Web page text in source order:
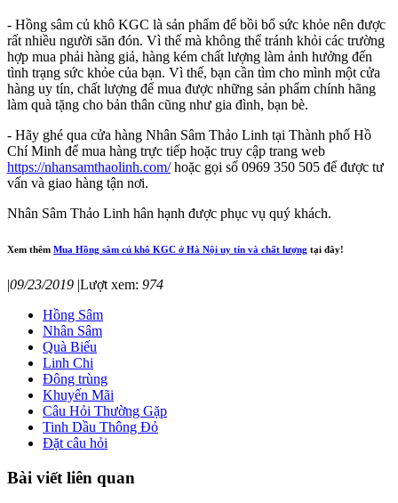
- Hồng sâm củ khô KGC là sản phẩm để bồi bổ sức khỏe nên được
rất nhiều người săn đón. Vì thế mà không thể tránh khỏi các trường
hợp mua phải hàng giả, hàng kém chất lượng làm ảnh hưởng đến
tình trạng sức khỏe của bạn. Vì thế, bạn cần tìm cho mình một cửa
hàng uy tín, chất lượng để mua được những sản phẩm chính hãng
làm quà tặng cho bản thân cũng như gia đình, bạn bè.
- Hãy ghé qua cửa hàng Nhân Sâm Thảo Linh tại Thành phố Hồ
Chí Minh để mua hàng trực tiếp hoặc truy cập trang web
https://nhansamthaolinh.com/hoặc gọi số 0969 350 505 để được tư
vấn và giao hàng tận nơi.
Nhân Sâm Thảo Linh hân hạnh được phục vụ quý khách.
Xem thêm Mua Hồng sâm củ khô KGC ở Hà Nội uy tín và chất lượng tại đây!
|09/23/2019 |Lượt xem: 974
Hồng Sâm
Nhân Sâm
Quà Biếu
Linh Chi
Đông trùng
Khuyến Mãi
Câu Hỏi Thường Gặp
Tinh Dầu Thông Đỏ
Đặt câu hỏi
Bài viết liên quan